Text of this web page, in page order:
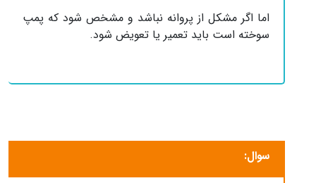
اما اگر مشکل از پروانه نباشد و مشخص شود که پمپ
سوخته است باید تعمیر یا تعویض شود.
سوال: